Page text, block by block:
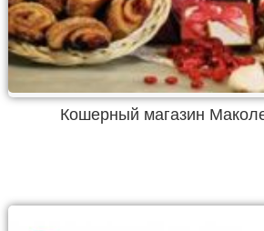
Кошерный магазин